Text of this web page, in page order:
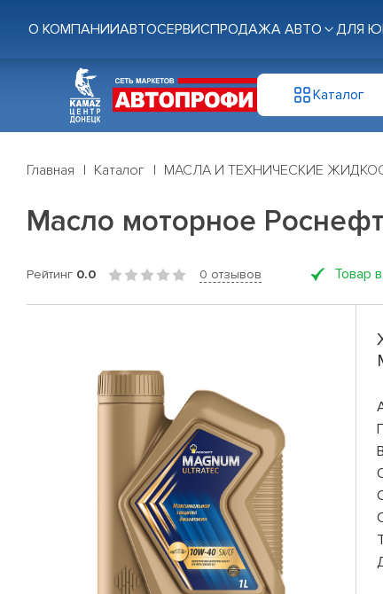
О КОМПАНИИАВТОСЕРВИСПРОДАЖА АВТО ДЛЯ
Каталог
Главная Каталог МАСЛА И ТЕХНИЧЕСКИЕ
Масло моторное
Рейтинг 0.0 0 отзывов Товар